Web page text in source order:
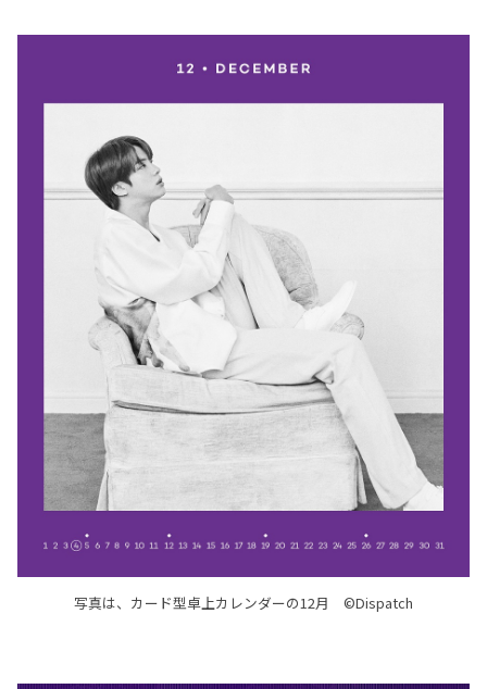
写真は、カード型卓上カレンダーの12月 ©Dispatch